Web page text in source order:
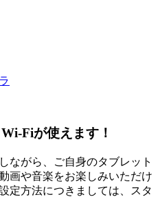
Fiが使えます！
ながら、ご自身のタブレット
画や音楽をお楽しみいただけ
定方法につきましては、スタ